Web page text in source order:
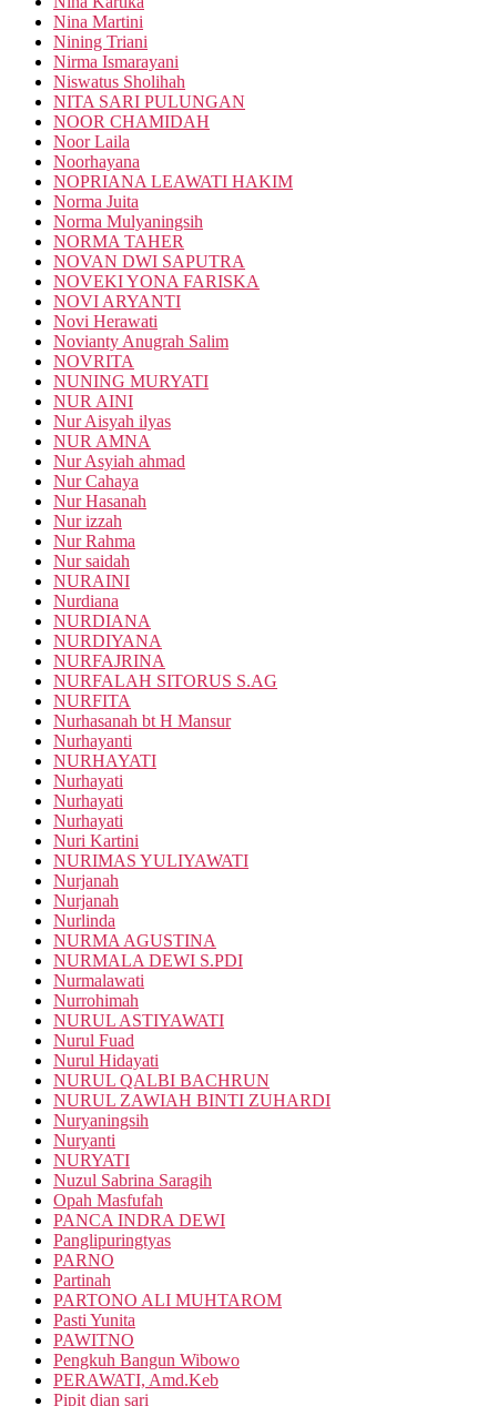
Nina Martini
Nining Triani
Nirma Ismarayani
Niswatus Sholihah
NITA SARI PULUNGAN
NOOR CHAMIDAH
Noor Laila
Noorhayana
NOPRIANA LEAWATI HAKIM
Norma Juita
Norma Mulyaningsih
NORMA TAHER
NOVAN DWI SAPUTRA
NOVEKI YONA FARISKA
NOVI ARYANTI
Novi Herawati
Novianty Anugrah Salim
NOVRITA
NUNING MURYATI
NUR AINI
Nur Aisyah ilyas
NUR AMNA
Nur Asyiah ahmad
Nur Cahaya
Nur Hasanah
Nur izzah
Nur Rahma
Nur saidah
NURAINI
Nurdiana
NURDIANA
NURDIYANA
NURFAJRINA
NURFALAH SITORUS S.AG
NURFITA
Nurhasanah bt H Mansur
Nurhayanti
NURHAYATI
Nurhayati
Nurhayati
Nurhayati
Nuri Kartini
NURIMAS YULIYAWATI
Nurjanah
Nurjanah
Nurlinda
NURMA AGUSTINA
NURMALA DEWI S.PDI
Nurmalawati
Nurrohimah
NURUL ASTIYAWATI
Nurul Fuad
Nurul Hidayati
NURUL QALBI BACHRUN
NURUL ZAWIAH BINTI ZUHARDI
Nuryaningsih
Nuryanti
NURYATI
Nuzul Sabrina Saragih
Opah Masfufah
PANCA INDRA DEWI
Panglipuringtyas
PARNO
Partinah
PARTONO ALI MUHTAROM
Pasti Yunita
PAWITNO
Pengkuh Bangun Wibowo
PERAWATI, Amd.Keb
Pipit dian sari